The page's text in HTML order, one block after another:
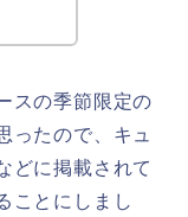
スの季節限定の
ったので、キュ
どに掲載されて
ことにしまし